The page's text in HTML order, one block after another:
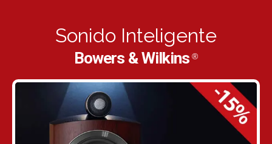
Sonido Inteligente
Bowers & Wilkins ®